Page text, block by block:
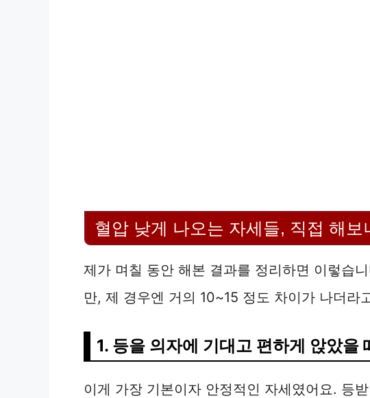
혈압 낮게 나오는 자세들, 직접 해보
제가 며칠 동안 해본 결과를 정리하면 이렇습
만, 제 경우엔 거의 10~15 정도 차이가 나더라
1. 등을 의자에 기대고 편하게 앉았을
이게 가장 기본이자 안정적인 자세였어요. 등